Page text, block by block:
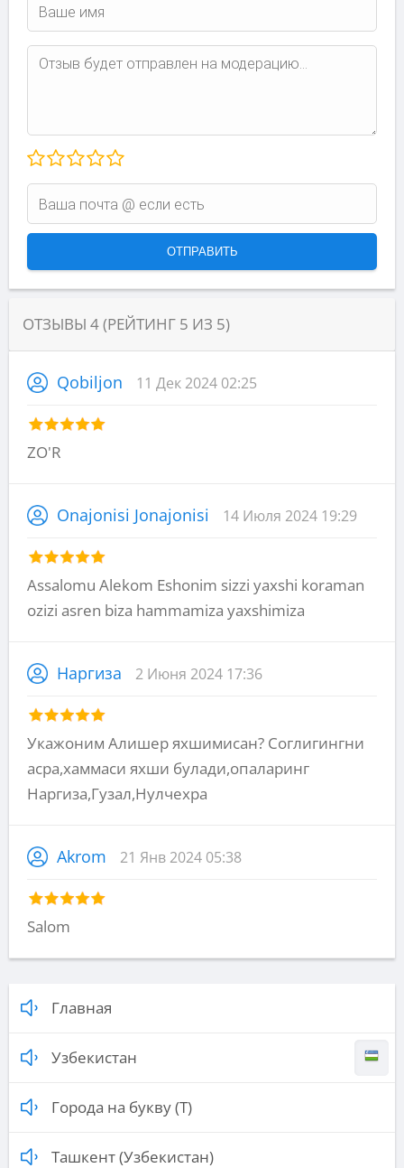
ОТЗЫВЫ 4(РЕЙТИНГ 5 ИЗ 5)
Qobiljon 11 Дек 2024 02:25
ZO'R
Onajonisi Jonajonisi 14 Июля 2024 19:29
Assalomu Alekom Eshonim sizzi yaxshi koraman
ozizi asren biza hammamiza yaxshimiza
Наргиза 2 Июня 2024 17:36
Укажоним Алишер яхшимисан? Соглигингни
асра,хаммаси яхши булади,опаларинг
Наргиза,Гузал,Нулчехра
Akrom 21 Янв 2024 05:38
Salom
Главная
Узбекистан
Города на букву (Т)
Ташкент (Узбекистан)